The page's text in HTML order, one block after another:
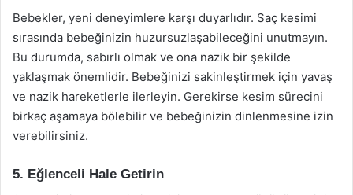
Bebekler, yeni deneyimlere karşı duyarlıdır. Saç kesimi
sırasında bebeğinizin huzursuzlaşabileceğini unutmayın.
Bu durumda, sabırlı olmak ve ona nazik bir şekilde
yaklaşmak önemlidir. Bebeğinizi sakinleştirmek için yavaş
ve nazik hareketlerle ilerleyin. Gerekirse kesim sürecini
birkaç aşamaya bölebilir ve bebeğinizin dinlenmesine izin
verebilirsiniz.
5. Eğlenceli Hale Getirin